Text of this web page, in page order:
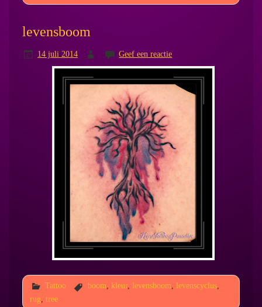
levensboom
14 juli 2014 Geef een reactie
Tattoo boom kleur, levensboom levenscyclus,
rug tree